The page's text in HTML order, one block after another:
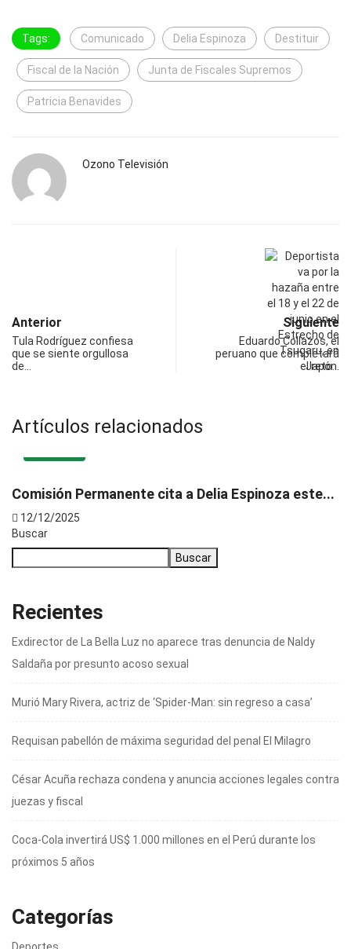
Tags: Comunicado Delia Espinoza Destituir
Fiscal de la Nación Junta de Fiscales Supremos
Patricia Benavides
Ozono Televisión
Anterior
Tula Rodríguez confiesa
que se siente orgullosa
de…
Siguiente
Eduardo Collazos, el
peruano que completará
el reto…
Artículos relacionados
Comisión Permanente cita a Delia Espinoza este...
12/12/2025
Buscar
Buscar
Recientes
Exdirector de La Bella Luz no aparece tras denuncia de Naldy
Saldaña por presunto acoso sexual
Murió Mary Rivera, actriz de ‘Spider-Man: sin regreso a casa’
Requisan pabellón de máxima seguridad del penal El Milagro
César Acuña rechaza condena y anuncia acciones legales contra
juezas y fiscal
Coca-Cola invertirá US$ 1.000 millones en el Perú durante los
próximos 5 años
Categorías
Deportes